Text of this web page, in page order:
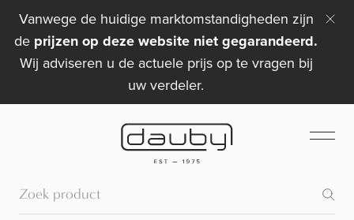
Vanwege de huidige marktomstandigheden zijn
de prijzen op deze website niet gegarandeerd.
Wij adviseren u de actuele prijs op te vragen bij
uw verdeler.